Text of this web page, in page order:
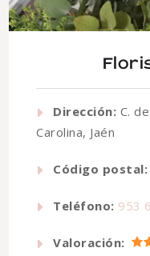
Dirección: C.
Carolina, Jaén
Código postal:
Teléfono: 953
Valoración: